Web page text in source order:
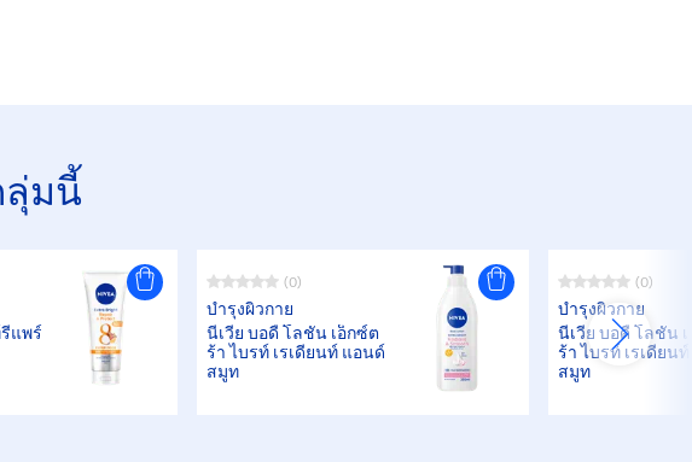
มนี้
แพร์
(0)
บำรุงผิวกาย
นีเวีย บอดี้ โลชั่น เอ็กซ์ต
ร้า ไบรท์ เรเดียนท์ แอนด์
สมูท
(0)
บำรุงผิวกาย
นีเวีย บอดี้ โลชั่น
ร้า ไบรท์ เรเดียน
สมูท